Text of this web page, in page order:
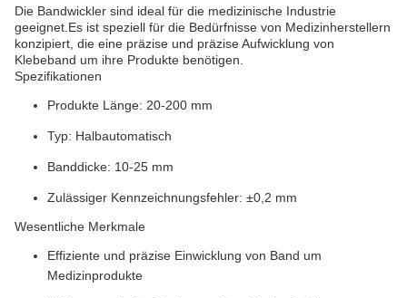
Die Bandwickler sind ideal für die medizinische Industrie
geeignet.Es ist speziell für die Bedürfnisse von Medizinherstellern
konzipiert, die eine präzise und präzise Aufwicklung von
Klebeband um ihre Produkte benötigen.
Spezifikationen
Produkte Länge: 20-200 mm
Typ: Halbautomatisch
Banddicke: 10-25 mm
Zulässiger Kennzeichnungsfehler: ±0,2 mm
Wesentliche Merkmale
Effiziente und präzise Einwicklung von Band um
Medizinprodukte